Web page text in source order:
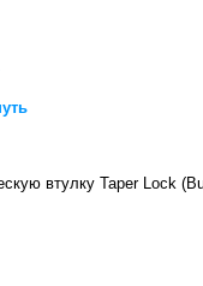
втулку Taper Lock